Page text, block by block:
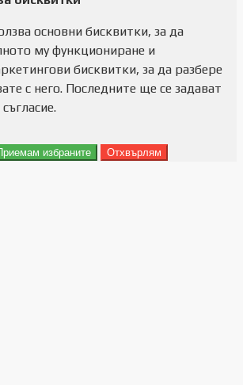
основни бисквитки, за да
му функциониране и
бисквитки, за да разбере
с него. Последните ще се задават
избраните Отхвърлям